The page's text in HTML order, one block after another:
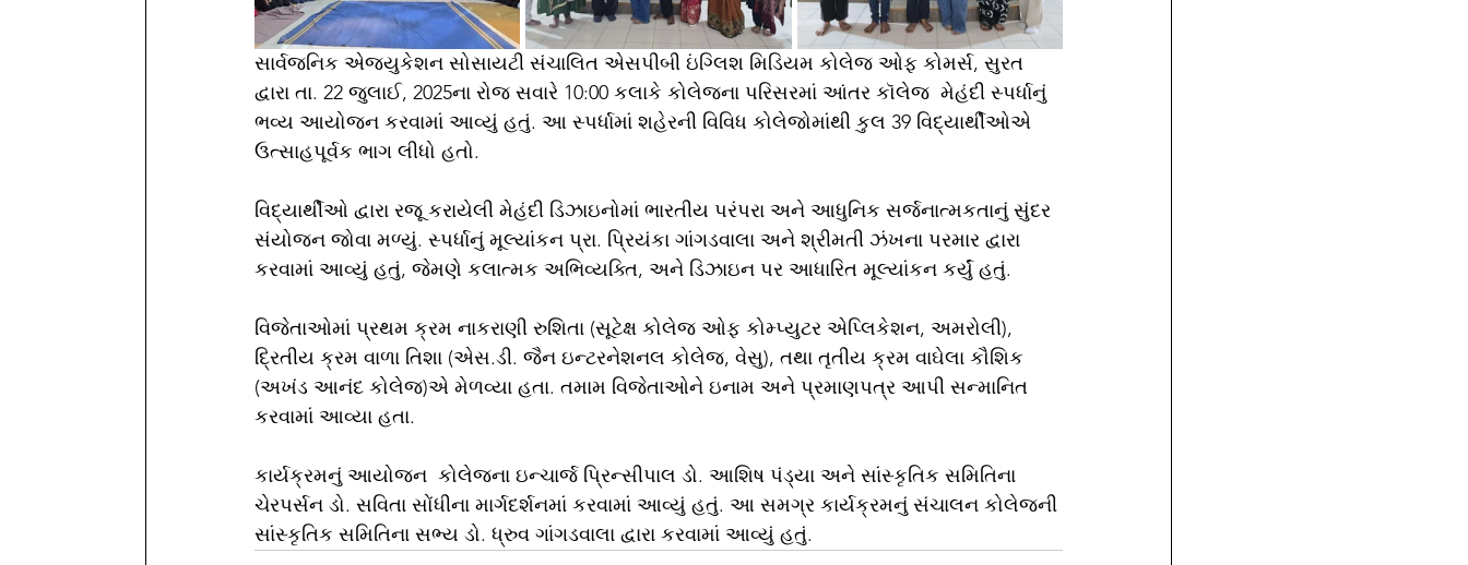
સાર્વજનિક એજ્યુકેશન સોસાયટી સંચાલિત એસપીબી ઇંગ્લિશ મિડિયમ કોલેજ ઓફ કોમર્સ, સુરત
દ્વારા તા. 22 જુલાઈ, 2025ના રોજ સવારે 10:00 કલાકે કોલેજના પરિસરમાં આંતર કૉલેજ  મેહંદી સ્પર્ધાનું
ભવ્ય આયોજન કરવામાં આવ્યું હતું. આ સ્પર્ધામાં શહેરની વિવિધ કોલેજોમાંથી કુલ 39 વિદ્યાર્થીઓએ
ઉત્સાહપૂર્વક ભાગ લીધો હતો.
વિદ્યાર્થીઓ દ્વારા રજૂ કરાયેલી મેહંદી ડિઝાઇનોમાં ભારતીય પરંપરા અને આધુનિક સર્જનાત્મકતાનું સુંદર
સંયોજન જોવા મળ્યું. સ્પર્ધાનું મૂલ્યાંકન પ્રા. પ્રિયંકા ગાંગડવાલા અને શ્રીમતી ઝંખના પરમાર દ્વારા
કરવામાં આવ્યું હતું, જેમણે કલાત્મક અભિવ્યક્તિ, અને ડિઝાઇન પર આધારિત મૂલ્યાંકન કર્યું હતું.
વિજેતાઓમાં પ્રથમ ક્રમ નાકરાણી રુશિતા (સૂટેક્ષ કોલેજ ઓફ કોમ્પ્યુટર એપ્લિકેશન, અમરોલી),
દ્રિતીય ક્રમ વાળા તિશા (એસ.ડી. જૈન ઇન્ટરનેશનલ કોલેજ, વેસુ), તથા તૃતીય ક્રમ વાઘેલા કૌશિક
(અખંડ આનંદ કોલેજ)એ મેળવ્યા હતા. તમામ વિજેતાઓને ઇનામ અને પ્રમાણપત્ર આપી સન્માનિત
કરવામાં આવ્યા હતા.
કાર્યક્રમનું આયોજન  કોલેજના ઇન્ચાર્જ પ્રિન્સીપાલ ડો. આશિષ પંડ્યા અને સાંસ્કૃતિક સમિતિના
ચેરપર્સન ડો. સવિતા સોંધીના માર્ગદર્શનમાં કરવામાં આવ્યું હતું. આ સમગ્ર કાર્યક્રમનું સંચાલન કોલેજની
સાંસ્કૃતિક સમિતિના સભ્ય ડો. ધ્રુવ ગાંગડવાલા દ્વારા કરવામાં આવ્યું હતું.